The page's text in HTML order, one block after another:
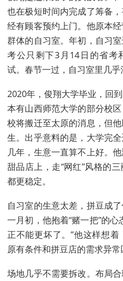
也在极短时间内完成了筹备
经有顾客预约上门。他原本
群体的自习室。年初，自习
考公只剩下3月14日的省考
试。春节一过，自习室里几乎
2020年，俊翔大学毕业，回
本有山西师范大学的部分校
校将搬迁至太原的消息，但
生。出乎意料的是，大学完
几年，生意一直算不上好。
甜品店上，走“网红”风格的
都更稳定。
自习室的生意太差，拼豆成了
一月初，他抱着“赌一把”的心
正不能更坏了。”他这样想
原有条件和拼豆店的需求异常
场地几乎不需要拆改。布局